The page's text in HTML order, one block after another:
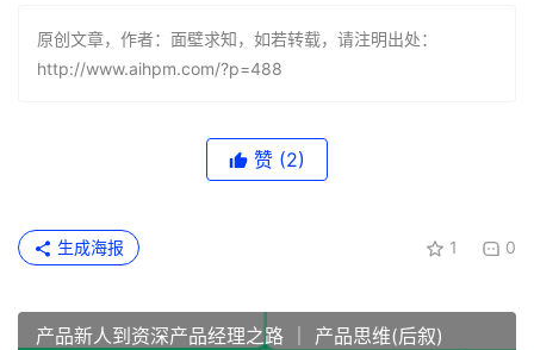
原创文章，作者：面壁求知，如若转载，请注明出处：
http://www.aihpm.com/?p=488
赞 (2)
1 0
生成海报
产品新人到资深产品经理之路 ｜ 产品思维(后叙)